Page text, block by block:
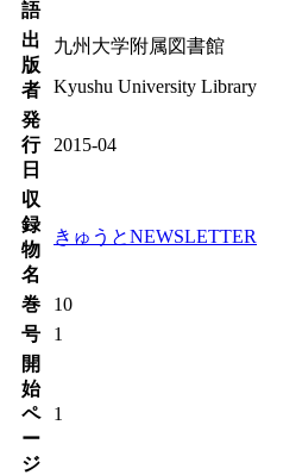
語
出
版
者
九州大学附属図書館
Kyushu University Library
発
行
日
2015-04
収
録
物
名
きゅうとNEWSLETTER
巻
10
号
1
開
始
ペ
ー
ジ
1